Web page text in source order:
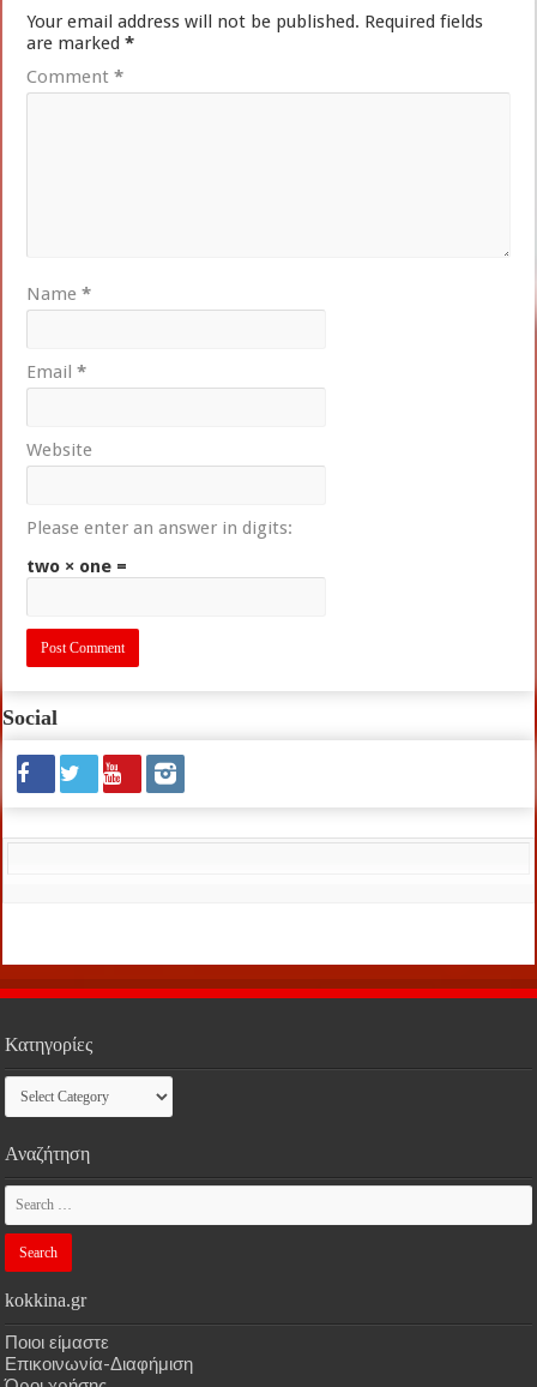
Your email address will not be published. Required fields
are marked*
Comment*
Name*
Email*
Website
Please enter an answer in digits:
two × one =
Social
Κατηγορίες
Κατηγορίες
Αναζήτηση
kokkina.gr
Ποιοι είμαστε
Επικοινωνία-Διαφήμιση